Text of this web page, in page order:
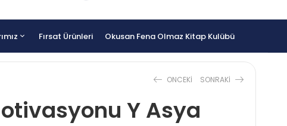
Fırsat Ürünleri Okusan Fena Olmaz Kitap Kulübü
ONCEKI SONRAKI
Y Asya